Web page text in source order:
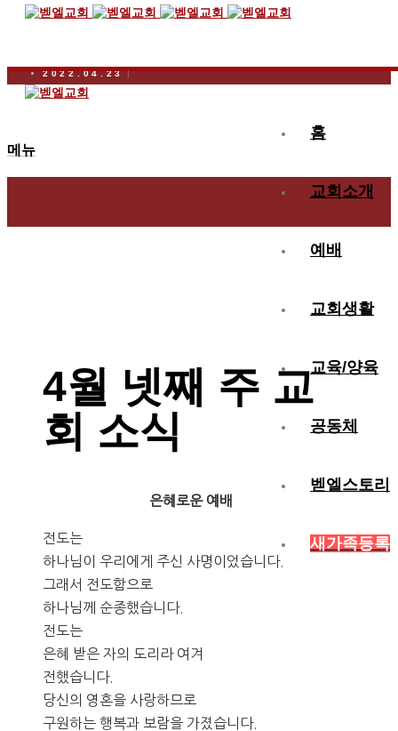
홈
교회소개
예배
교회생활
교육/양육
공동체
벧엘스토리
새가족등록
메뉴
2022.04.23
4월 넷째 주 교
회 소식
은혜로운 예배
전도는
하나님이 우리에게 주신 사명이었습니다.
그래서 전도함으로
하나님께 순종했습니다.
전도는
은혜 받은 자의 도리라 여겨
전했습니다.
당신의 영혼을 사랑하므로
구원하는 행복과 보람을 가졌습니다.